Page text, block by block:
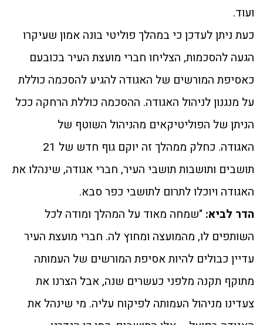
ועוד.
כעת ניתן לעדכן כי במהלך פוליטי בונה אמון שעיקרו
הגעה להסכמות, הצליחו חברי מועצת העיר בכובעם
כאסיפת המורשים של האגודה להגיע להסכמה כוללת
על מנגנון לניהול האגודה. ההסכמה כוללת הרחקה ככל
הניתן של הפוליטיקאים מהניהול השוטף של
האגודה. כחלק ממהלך זה יוקם גוף חדש של 21
תושבים ותושבות תושבי העיר, חברי אגודה, שינהלו את
האגודה ויוכלו לתרום לתושבי כפר סבא.
הדר לביא: "שמחה מאוד על המהלך ומודה לכל
השותפים לו, מהמועצה ומחוץ לה. חברי מועצת העיר
עדיין כבולים להיות אסיפת המורשים של העמותה
מתוקף תקנה מלפני כעשרים שנה, אבל הצרנו את
צעדינו מניהול העמותה לפיקוח עליה. מי שינהל את